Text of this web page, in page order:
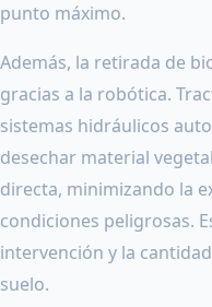
punto máximo.
Además, la retirada de
gracias a la robótica.
sistemas hidráulicos
desechar material
directa, minimizando la
condiciones peligrosas.
intervención y la
suelo.